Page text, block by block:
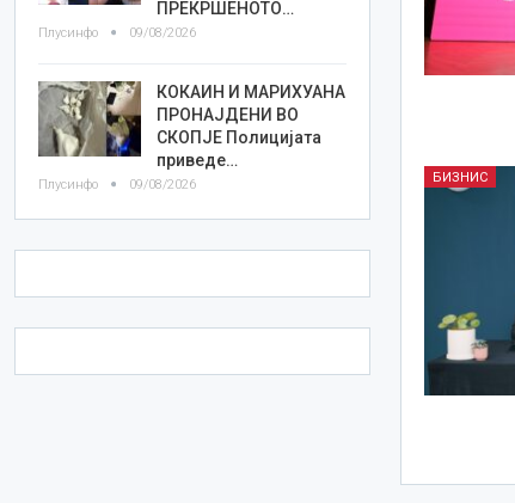
БИЗНИС
ПРЕКРШЕНОТО…
Плусинфо 09/08/2026
КОКАИН И МАРИХУАНА
ПРОНАЈДЕНИ ВО
СКОПЈЕ Полицијата
приведе…
Плусинфо 09/08/2026